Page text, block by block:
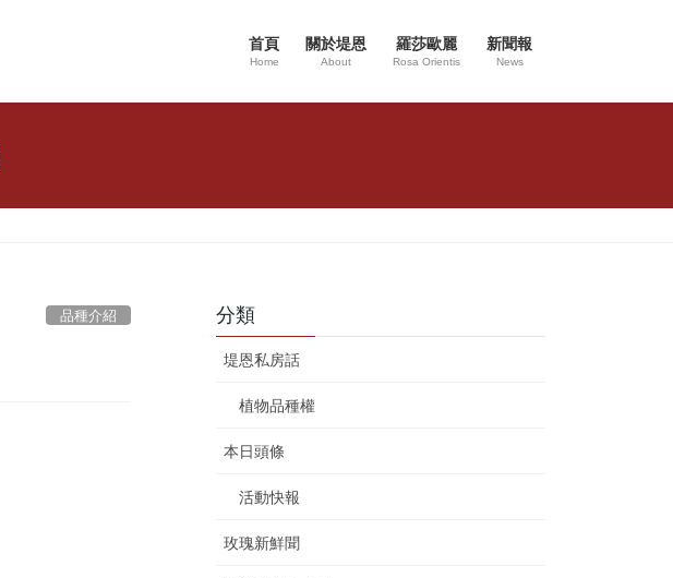
首頁
Home
關於堤恩
About
羅莎歐麗
Rosa Orientis
新聞報
News
品種介紹 分類
堤恩私房話
植物品種權
本日頭條
活動快報
玫瑰新鮮聞